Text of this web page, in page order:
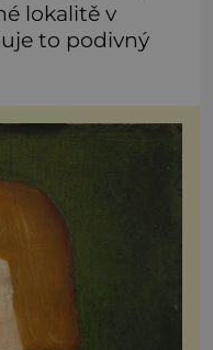
lokalitě v
to podivný